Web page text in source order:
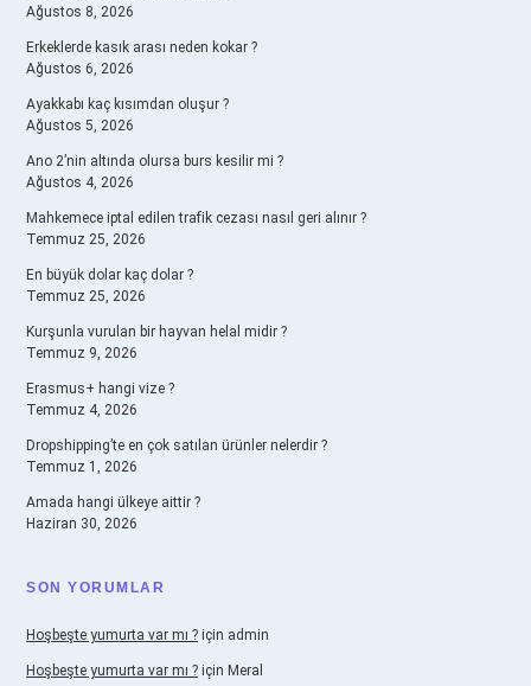
Ağustos 8, 2026
Erkeklerde kasık arası neden kokar ?
Ağustos 6, 2026
Ayakkabı kaç kısımdan oluşur ?
Ağustos 5, 2026
Ano 2’nin altında olursa burs kesilir mi ?
Ağustos 4, 2026
Mahkemece iptal edilen trafik cezası nasıl geri alınır ?
Temmuz 25, 2026
En büyük dolar kaç dolar ?
Temmuz 25, 2026
Kurşunla vurulan bir hayvan helal midir ?
Temmuz 9, 2026
Erasmus+ hangi vize ?
Temmuz 4, 2026
Dropshipping’te en çok satılan ürünler nelerdir ?
Temmuz 1, 2026
Amada hangi ülkeye aittir ?
Haziran 30, 2026
SON YORUMLAR
Hoşbeşte yumurta var mı ? için admin
Hoşbeşte yumurta var mı ? için Meral